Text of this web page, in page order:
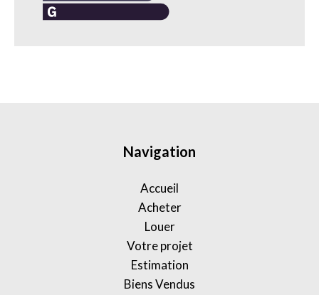
Navigation
Accueil
Acheter
Louer
Votre projet
Estimation
Biens Vendus